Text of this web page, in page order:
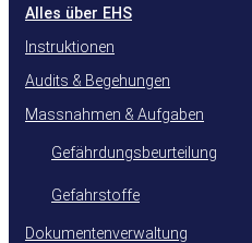
Alles über EHS
Instruktionen
Audits & Begehungen
Massnahmen & Aufgaben
Gefährdungsbeurteilung
Gefahrstoffe
Dokumentenverwaltung